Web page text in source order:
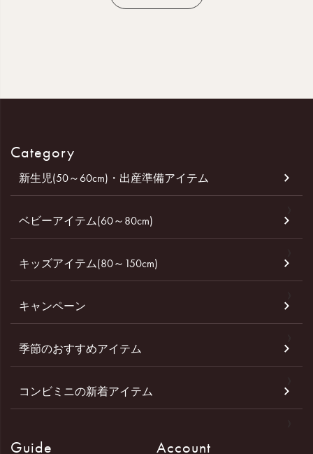
Category
新生児(50～60cm)・出産準備アイテム
ベビーアイテム(60～80cm)
キッズアイテム(80～150cm)
キャンペーン
季節のおすすめアイテム
コンビミニの新着アイテム
Guide Account